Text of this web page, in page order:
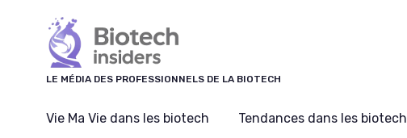
LE MÉDIA DES PROFESSIONNELS DE LA BIOTECH
Vie Ma Vie dans les biotech Tendances dans les biotech